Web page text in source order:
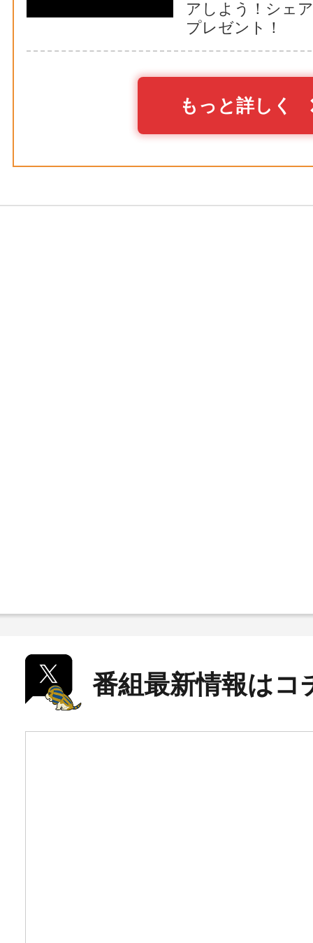
アしよう！シェ
プレゼント！
もっと詳しく
番組最新情報はコ